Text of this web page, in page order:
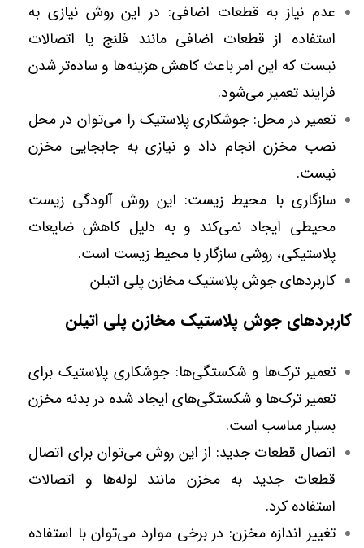
عدم نیاز به قطعات اضافی: در این روش نیازی به
استفاده از قطعات اضافی مانند فلنج یا اتصالات
نیست که این امر باعث کاهش هزینه‌ها و ساده‌تر شدن
فرایند تعمیر می‌شود.
تعمیر در محل: جوشکاری پلاستیک را می‌توان در محل
نصب مخزن انجام داد و نیازی به جابجایی مخزن
نیست.
سازگاری با محیط زیست: این روش آلودگی زیست
محیطی ایجاد نمی‌کند و به دلیل کاهش ضایعات
پلاستیکی، روشی سازگار با محیط زیست است.
کاربردهای جوش پلاستیک مخازن پلی اتیلن
کاربردهای جوش پلاستیک مخازن پلی اتیلن
تعمیر ترک‌ها و شکستگی‌ها: جوشکاری پلاستیک برای
تعمیر ترک‌ها و شکستگی‌های ایجاد شده در بدنه مخزن
بسیار مناسب است.
اتصال قطعات جدید: از این روش می‌توان برای اتصال
قطعات جدید به مخزن مانند لوله‌ها و اتصالات
استفاده کرد.
تغییر اندازه مخزن: در برخی موارد می‌توان با استفاده